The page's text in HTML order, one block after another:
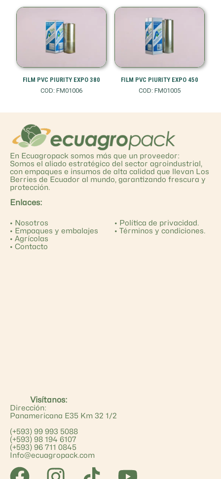
FILM PVC PIURITY EXPO 380
COD: FM01006
FILM PVC PIURITY EXPO 450
COD: FM01005
En Ecuagropack somos más que un proveedor:
Somos el aliado estratégico del sector agroindustrial,
con empaques e insumos de alta calidad que llevan Los
Berries de Ecuador al mundo, garantizando frescura y
protección.
Enlaces:
• Nosotros
• Empaques y embalajes
• Agrícolas
• Contacto
• Política de privacidad.
• Términos y condiciones.
Visítanos:
Dirección:
Panamericana E35 Km 32 1/2
(+593) 99 993 5088
(+593) 98 194 6107
(+593) 96 711 0845
Info@ecuagropack.com